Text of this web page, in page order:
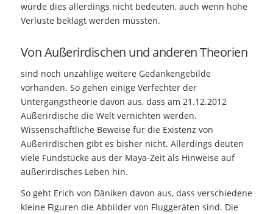
würde dies allerdings nicht bedeuten, auch wenn hohe
Verluste beklagt werden müssten.
Von Außerirdischen und anderen Theorien
sind noch unzählige weitere Gedankengebilde
vorhanden. So gehen einige Verfechter der
Untergangstheorie davon aus, dass am 21.12.2012
Außerirdische die Welt vernichten werden.
Wissenschaftliche Beweise für die Existenz von
Außerirdischen gibt es bisher nicht. Allerdings deuten
viele Fundstücke aus der Maya-Zeit als Hinweise auf
außerirdisches Leben hin.
So geht Erich von Däniken davon aus, dass verschiedene
kleine Figuren die Abbilder von Fluggeräten sind. Die